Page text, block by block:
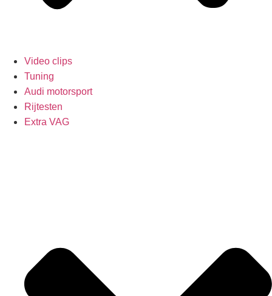
Video clips
Tuning
Audi motorsport
Rijtesten
Extra VAG